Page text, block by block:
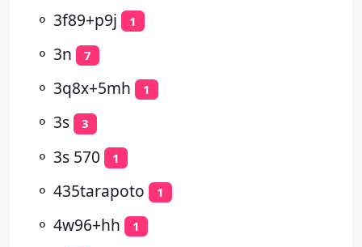
⚬ 3f89+p9j 1
⚬ 3n 7
⚬ 3q8x+5mh 1
⚬ 3s 3
⚬ 3s 570 1
⚬ 435tarapoto 1
⚬ 4w96+hh 1